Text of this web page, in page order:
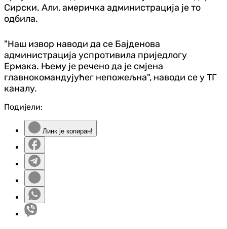
Сирски. Али, америчка администрација је то
одбила.
"Наш извор наводи да се Бајденова
администрација успротивила приједлогу
Ермака. Њему је речено да је смјена
главнокомандујућег непожељна", наводи се у ТГ
каналу.
Подијели:
Линк је копиран!